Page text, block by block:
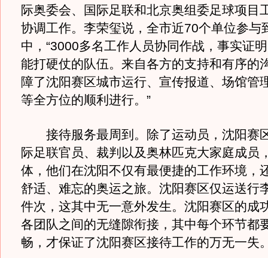
际奥委会、国际足联和北京奥组委足球项目
协调工作。李荣玺说，全市近70个单位参与
中，“3000多名工作人员协同作战，事实证
能打硬仗的队伍。来自各方的支持和有序的
障了沈阳赛区城市运行、宣传报道、场馆管
等全方位的顺利进行。”
接待服务最周到。除了运动员，沈阳赛
际足联官员、裁判以及奥林匹克大家庭成员
体，他们在沈阳不仅有最便捷的工作环境，
舒适、难忘的奥运之旅。沈阳赛区仅运送行
件次，这其中无一意外发生。沈阳赛区的成
各团队之间的无缝隙衔接，其中每个环节都
畅，才保证了沈阳赛区接待工作的万无一失